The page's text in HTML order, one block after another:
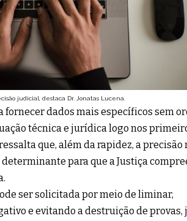
judicial, destaca Dr. Jonatas Lucena.
fornecer dados mais específicos sem
técnica e jurídica logo nos
que, além da rapidez, a precisão
para que a Justiça
ser solicitada por meio de liminar,
e evitando a destruição de provas,